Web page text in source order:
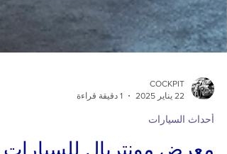
22 يناير 2025
أحداث السيارات